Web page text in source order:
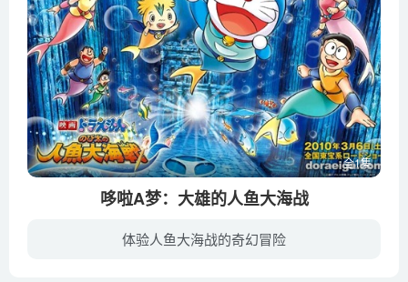
全1集
哆啦A梦：大雄的人鱼大海战
体验人鱼大海战的奇幻冒险